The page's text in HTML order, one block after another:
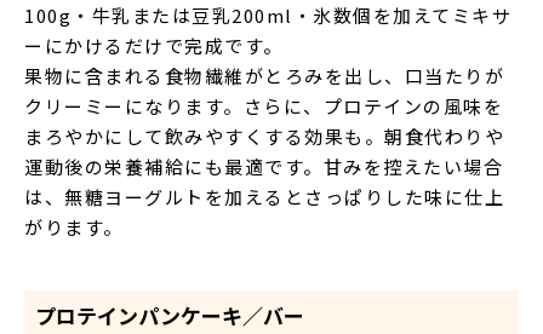
100g・牛乳または豆乳200ml・氷数個を加えてミキサ
ーにかけるだけで完成です。
果物に含まれる食物繊維がとろみを出し、口当たりが
クリーミーになります。さらに、プロテインの風味を
まろやかにして飲みやすくする効果も。朝食代わりや
運動後の栄養補給にも最適です。甘みを控えたい場合
は、無糖ヨーグルトを加えるとさっぱりした味に仕上
がります。
プロテインパンケーキ／バー